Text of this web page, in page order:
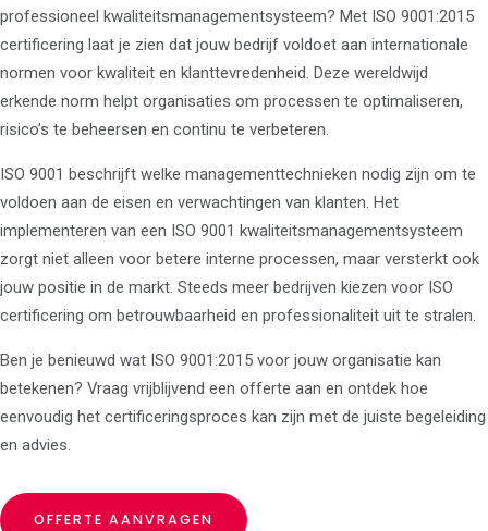
professioneel kwaliteitsmanagementsysteem? Met ISO 9001:2015
certificering laat je zien dat jouw bedrijf voldoet aan internationale
normen voor kwaliteit en klanttevredenheid. Deze wereldwijd
erkende norm helpt organisaties om processen te optimaliseren,
risico’s te beheersen en continu te verbeteren.
ISO 9001 beschrijft welke managementtechnieken nodig zijn om te
voldoen aan de eisen en verwachtingen van klanten. Het
implementeren van een ISO 9001 kwaliteitsmanagementsysteem
zorgt niet alleen voor betere interne processen, maar versterkt ook
jouw positie in de markt. Steeds meer bedrijven kiezen voor ISO
certificering om betrouwbaarheid en professionaliteit uit te stralen.
Ben je benieuwd wat ISO 9001:2015 voor jouw organisatie kan
betekenen? Vraag vrijblijvend een offerte aan en ontdek hoe
eenvoudig het certificeringsproces kan zijn met de juiste begeleiding
en advies.
OFFERTE AANVRAGEN